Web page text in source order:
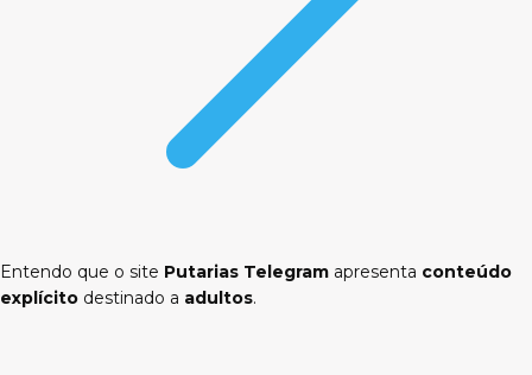
Entendo que o site Putarias Telegram apresenta conteúdo
explícito destinado a adultos.